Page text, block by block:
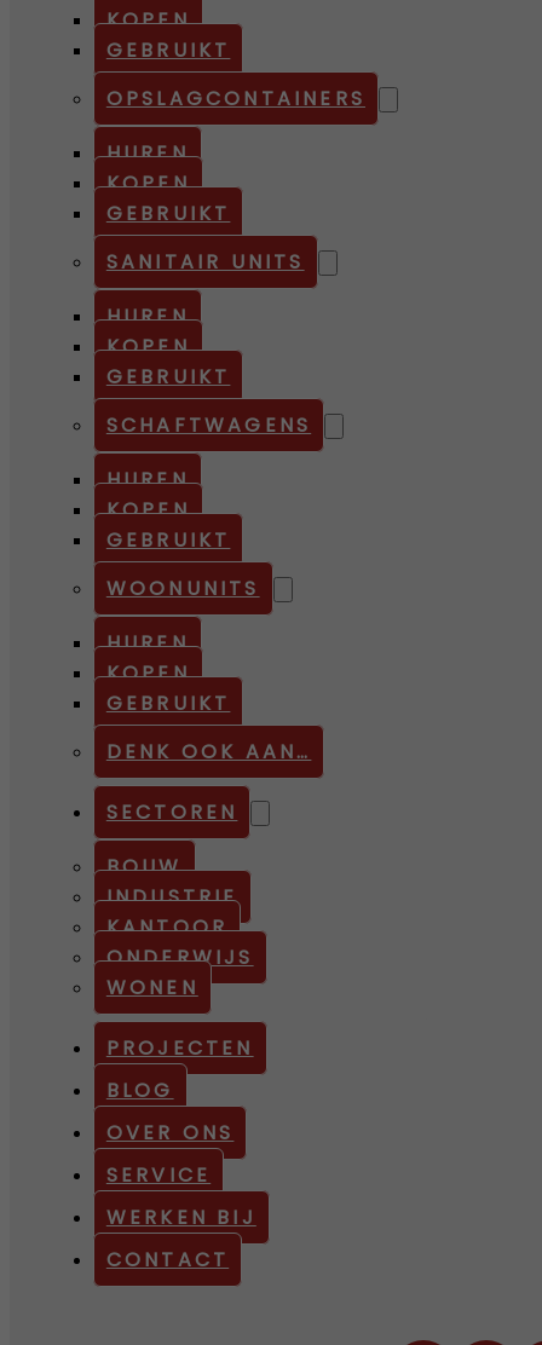
KOPEN
GEBRUIKT
OPSLAGCONTAINERS
HUREN
KOPEN
GEBRUIKT
SANITAIR UNITS
HUREN
KOPEN
GEBRUIKT
SCHAFTWAGENS
HUREN
KOPEN
GEBRUIKT
WOONUNITS
HUREN
KOPEN
GEBRUIKT
DENK OOK AAN…
SECTOREN
BOUW
INDUSTRIE
KANTOOR
ONDERWIJS
WONEN
PROJECTEN
BLOG
OVER ONS
SERVICE
WERKEN BIJ
CONTACT